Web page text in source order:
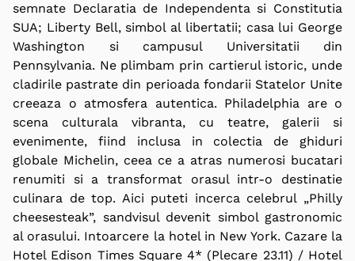
semnate Declaratia de Independenta si Constitutia
SUA; Liberty Bell, simbol al libertatii; casa lui George
Washington si campusul Universitatii din
Pennsylvania. Ne plimbam prin cartierul istoric, unde
cladirile pastrate din perioada fondarii Statelor Unite
creeaza o atmosfera autentica. Philadelphia are o
scena culturala vibranta, cu teatre, galerii si
evenimente, fiind inclusa in colectia de ghiduri
globale Michelin, ceea ce a atras numerosi bucatari
renumiti si a transformat orasul intr-o destinatie
culinara de top. Aici puteti incerca celebrul „Philly
cheesesteak”, sandvisul devenit simbol gastronomic
al orasului. Intoarcere la hotel in New York. Cazare la
Hotel Edison Times Square 4* (Plecare 23.11) / Hotel